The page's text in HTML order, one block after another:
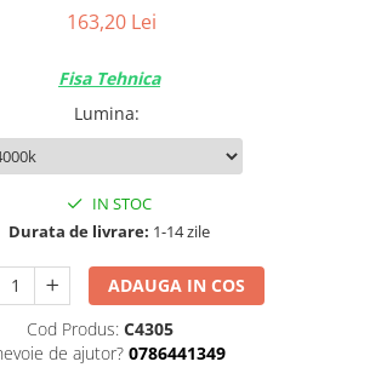
163,20 Lei
Fisa Tehnica
Lumina:
IN STOC
Durata de livrare: 1-14 zile
ADAUGA IN COS
Cod Produs: C4305
de ajutor? 0786441349